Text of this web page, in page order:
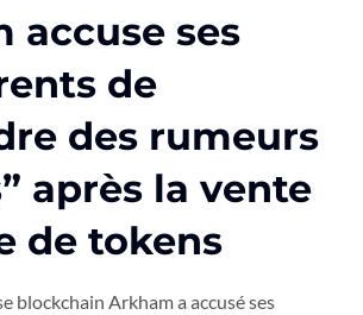
accuse ses
de
des rumeurs
après la vente
de tokens
blockchain Arkham a accusé ses